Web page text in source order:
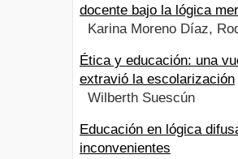
docente bajo la lógica
Karina Moreno Díaz,
Ética y educación: una
extravió la escolarización
Wilberth Suescún
Educación en lógica
inconvenientes